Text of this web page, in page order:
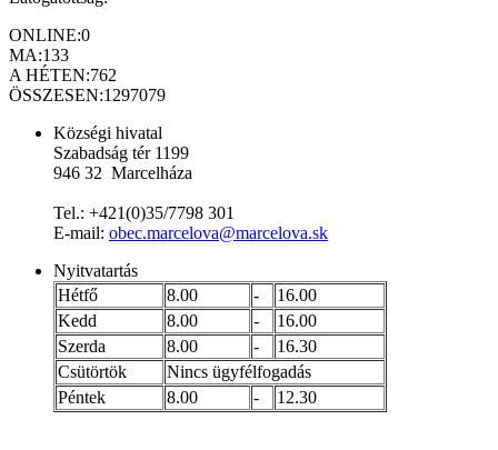
ONLINE:0
MA:133
A HÉTEN:762
ÖSSZESEN:1297079
Községi hivatal
Szabadság tér 1199
946 32 Marcelháza
Tel.: +421(0)35/7798 301
E-mail: obec.marcelova@marcelova.sk
Nyitvatartás
Hétfő
8.00 -
16.00
Kedd
8.00 -
16.00
Szerda
8.00 -
16.30
Csütörtök
Nincs ügyfélfogadás
Péntek
8.00 - 12.30